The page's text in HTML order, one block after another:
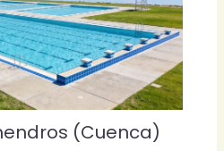
(Cuenca)